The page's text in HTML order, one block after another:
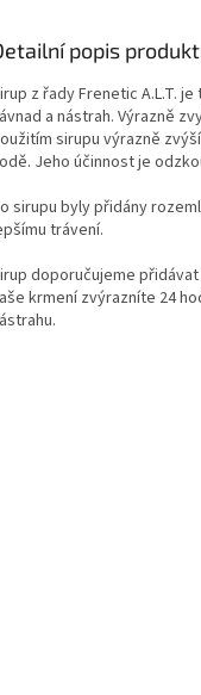
popis
z řady Frenetic A.L.T.
a nástrah. Výrazně
sirupu výrazně
Jeho účinnost je
sirupu byly přidány
trávení.
doporučujeme
krmení zvýrazníte 24